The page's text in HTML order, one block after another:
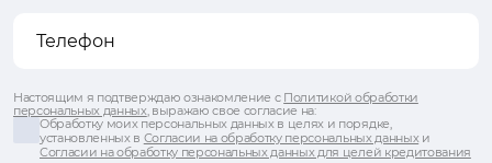
Настоящим я подтверждаю ознакомление с Политикой обработки
персональных данных, выражаю свое согласие на:
Обработку моих персональных данных в целях и порядке,
установленных в Согласии на обработку персональных данныхи
Согласии на обработку персональных данных для целей кредитования